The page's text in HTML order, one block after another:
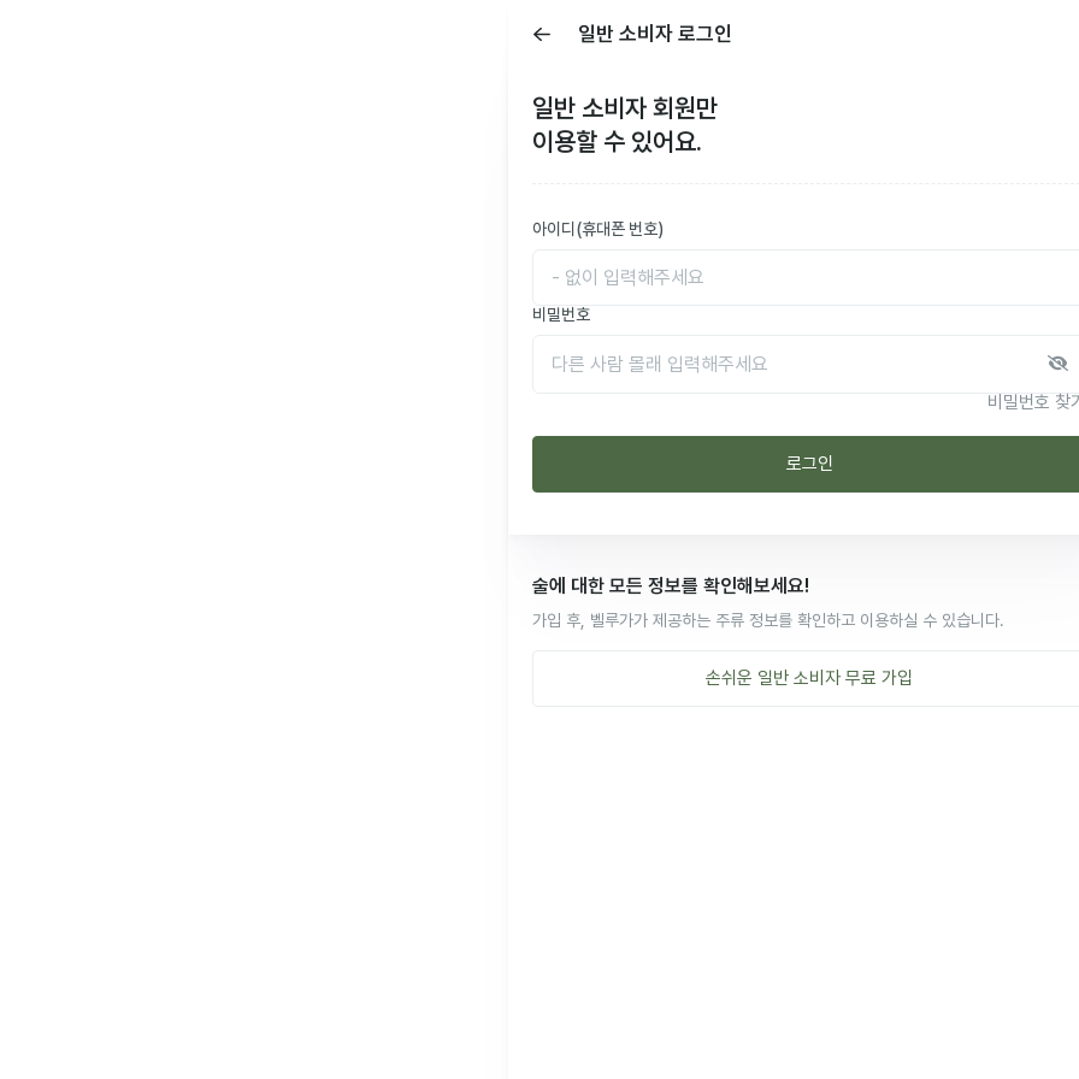
일반 소비자 로그인
일반 소비자 회원만
이용할 수 있어요.
아이디(휴대폰 번호)
비밀번호
비밀번호 찾
로그인
술에 대한 모든 정보를 확인해보세요!
가입 후, 벨루가가 제공하는 주류 정보를 확인하고 이용하실 수 있습니다.
손쉬운 일반 소비자 무료 가입